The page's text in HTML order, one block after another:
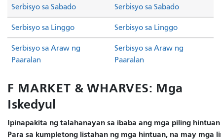
Serbisyo sa Sabado Serbisyo sa Sabado
Serbisyo sa Linggo Serbisyo sa Linggo
Serbisyo sa Araw ng
Paaralan
Serbisyo sa Araw ng
Paaralan
F MARKET & WHARVES: Mga
Iskedyul
Ipinapakita ng talahanayan sa ibaba ang mga piling
Para sa kumpletong listahan ng mga hintuan, na may mga